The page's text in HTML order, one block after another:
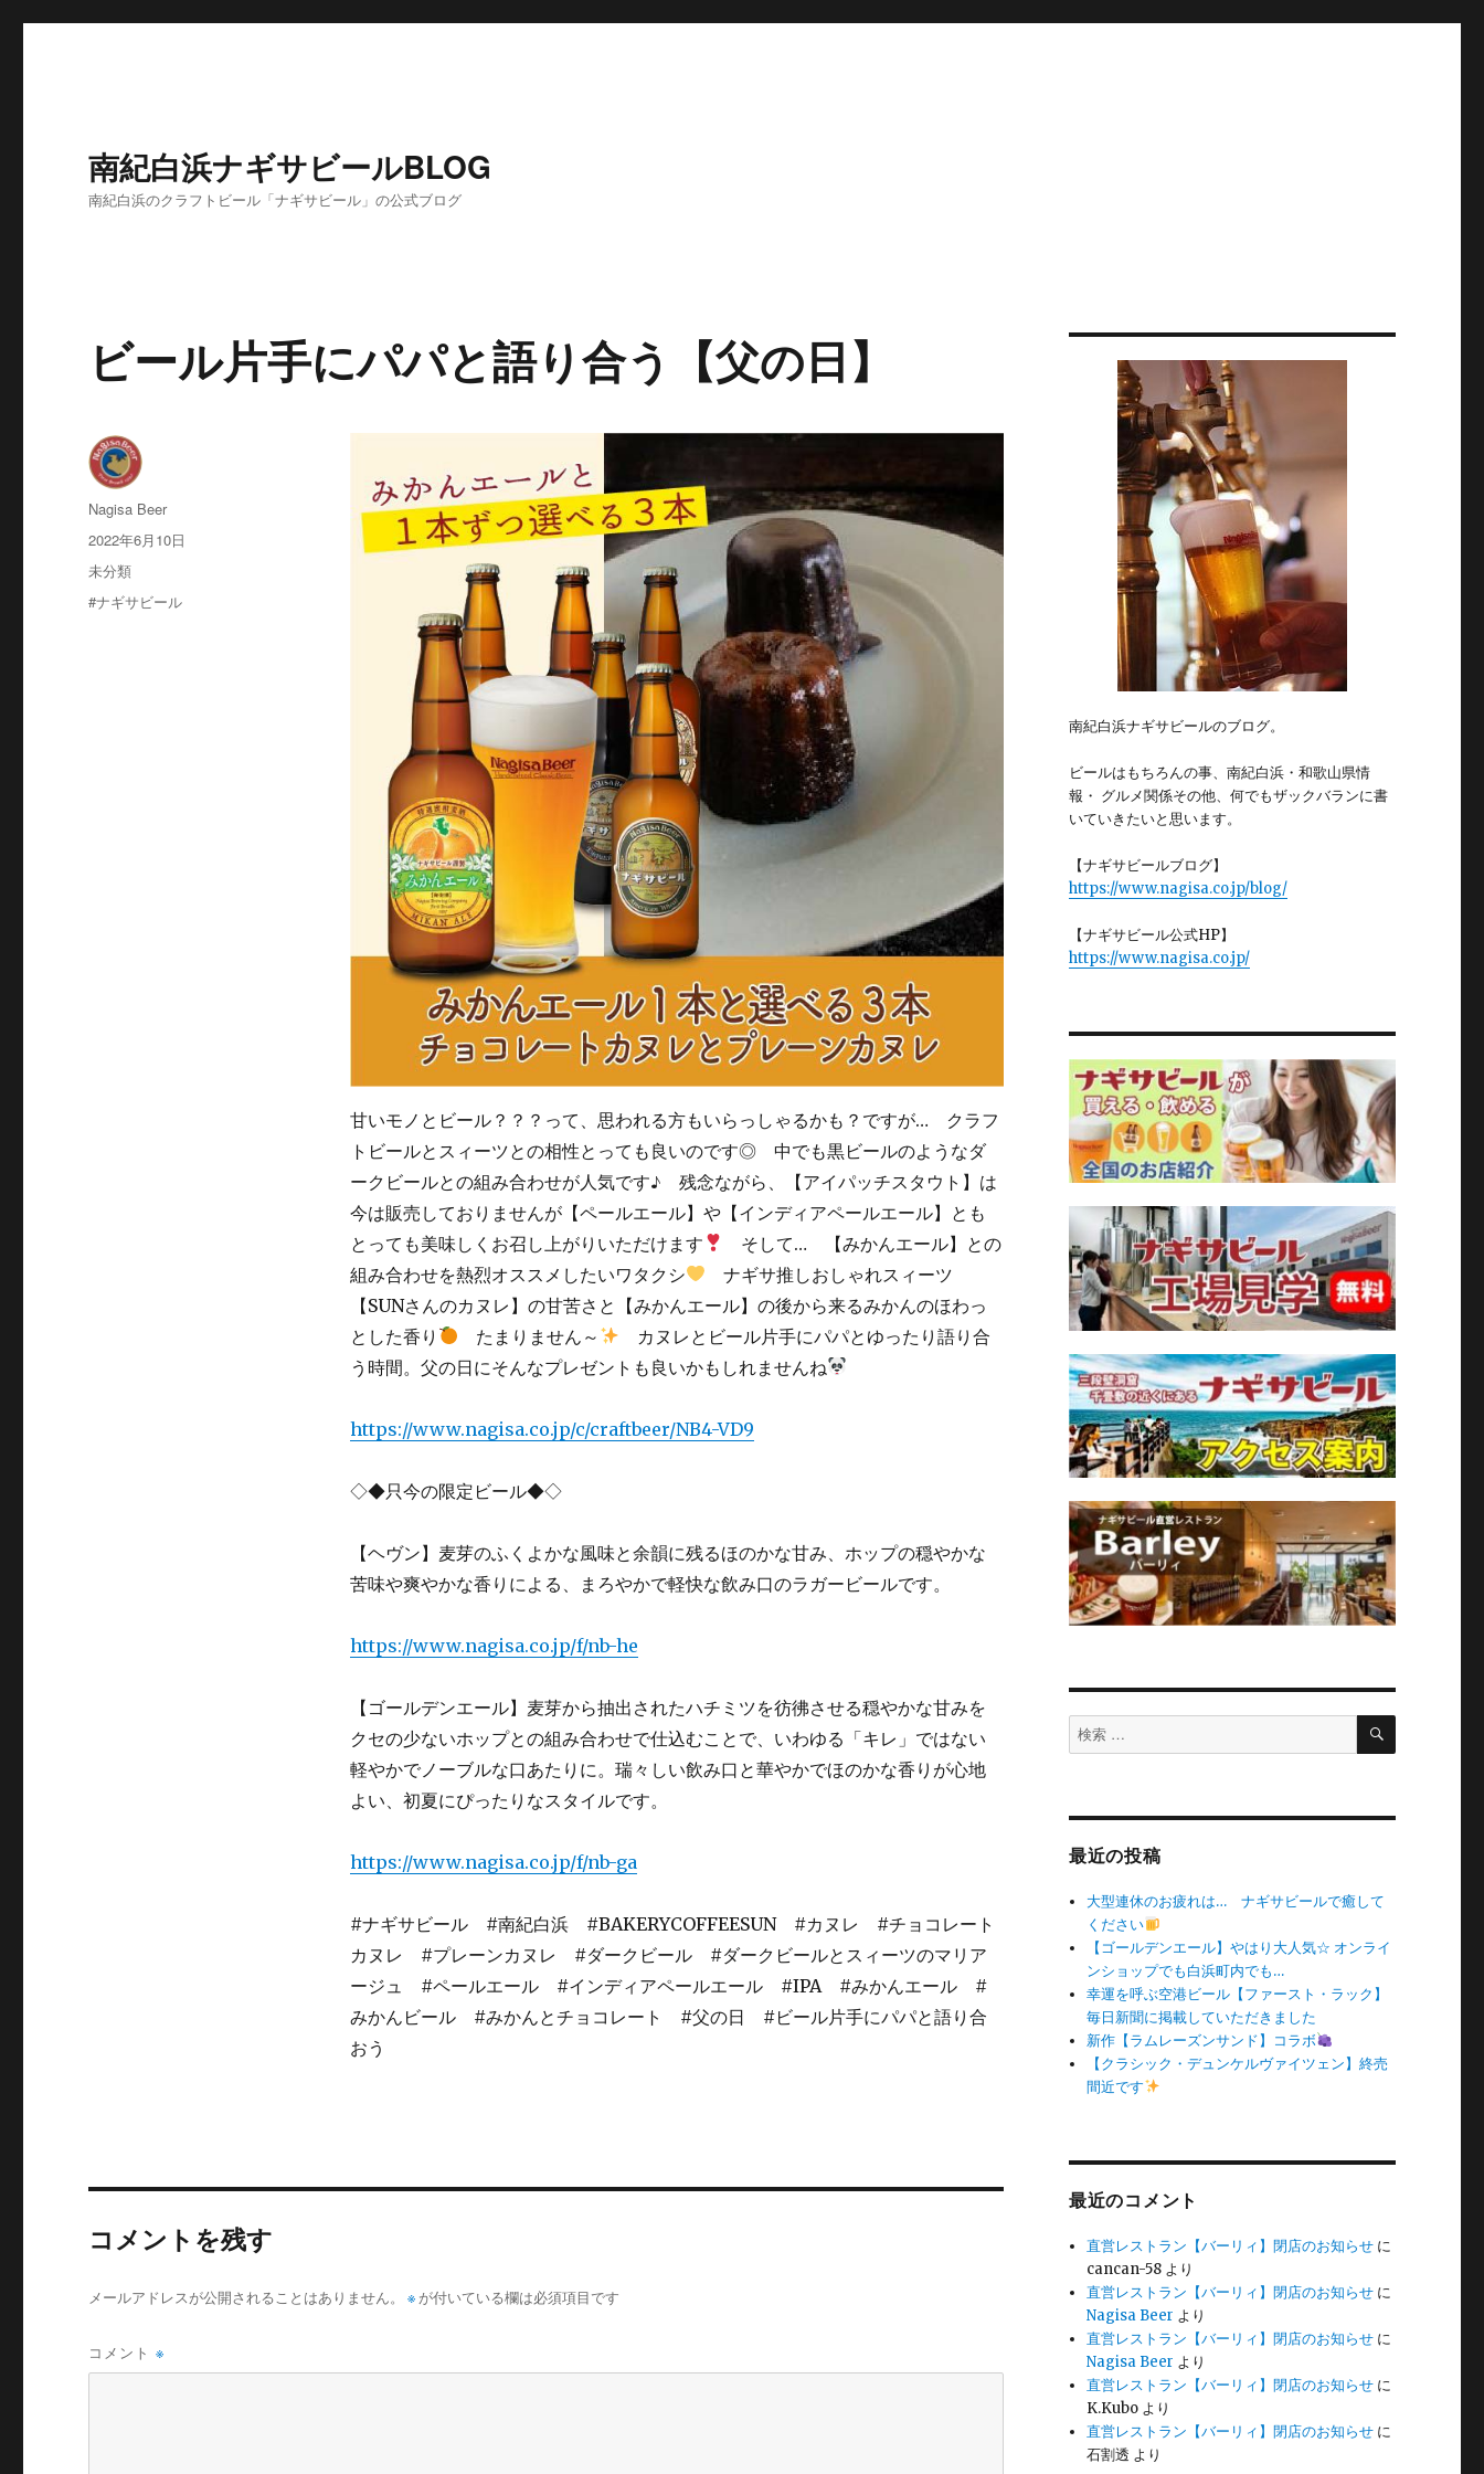
南紀白浜ナギサビールBLOG
南紀白浜のクラフトビール「ナギサビール」の公式ブログ
ビール片手にパパと語り合う【父の日】
甘いモノとビール？？？って、思われる方もいらっしゃるかも？ですが… クラフ
トビールとスィーツとの相性とっても良いのです◎ 中でも黒ビールのようなダ
ークビールとの組み合わせが人気です♪ 残念ながら、【アイパッチスタウト】は
今は販売しておりませんが【ペールエール】や【インディアペールエール】とも
とっても美味しくお召し上がりいただけます
そして… 【みかんエール】との
組み合わせを熱烈オススメしたいワタクシ
ナギサ推しおしゃれスィーツ
【SUNさんのカヌレ】の甘苦さと【みかんエール】の後から来るみかんのほわっ
とした香り
たまりません～
カヌレとビール片手にパパとゆったり語り合
う時間。父の日にそんなプレゼントも良いかもしれませんね
https://www.nagisa.co.jp/c/craftbeer/NB4-VD9
◇◆只今の限定ビール◆◇
【ヘヴン】麦芽のふくよかな風味と余韻に残るほのかな甘み、ホップの穏やかな
苦味や爽やかな香りによる、まろやかで軽快な飲み口のラガービールです。
https://www.nagisa.co.jp/f/nb-he
【ゴールデンエール】麦芽から抽出されたハチミツを彷彿させる穏やかな甘みを
クセの少ないホップとの組み合わせで仕込むことで、いわゆる「キレ」ではない
軽やかでノーブルな口あたりに。瑞々しい飲み口と華やかでほのかな香りが心地
よい、初夏にぴったりなスタイルです。
https://www.nagisa.co.jp/f/nb-ga
#ナギサビール #南紀白浜 #BAKERYCOFFEESUN #カヌレ #チョコレート
カヌレ #プレーンカヌレ #ダークビール #ダークビールとスィーツのマリア
ージュ #ペールエール #インディアペールエール #IPA #みかんエール #
みかんビール #みかんとチョコレート #父の日 #ビール片手にパパと語り合
おう
投
稿
Nagisa Beer
投
稿
日:
2022年6月10日
カ
テ
ゴ
未分類
タ
#ナギサビール
コメントを残す
メールアドレスが公開されることはありません。 ※ が付いている欄は必須項目です
コメント※
南紀白浜ナギサビールのブログ。
ビールはもちろんの事、南紀白浜・和歌山県情
報・ グルメ関係その他、何でもザックバランに書
いていきたいと思います。
【ナギサビールブログ】
https://www.nagisa.co.jp/blog/
【ナギサビール公式HP】
https://www.nagisa.co.jp/
検
索
検
最近の投稿
大型連休のお疲れは… ナギサビールで癒して
ください
【ゴールデンエール】やはり大人気☆ オンライ
ンショップでも白浜町内でも…
幸運を呼ぶ空港ビール【ファースト・ラック】
毎日新聞に掲載していただきました
新作【ラムレーズンサンド】コラボ
【クラシック・デュンケルヴァイツェン】終売
間近です
最近のコメント
直営レストラン【バーリィ】閉店のお知らせ に
cancan-58 より
直営レストラン【バーリィ】閉店のお知らせ に
Nagisa Beer より
直営レストラン【バーリィ】閉店のお知らせ に
Nagisa Beer より
直営レストラン【バーリィ】閉店のお知らせ に
K.Kubo より
直営レストラン【バーリィ】閉店のお知らせ に
石割透 より